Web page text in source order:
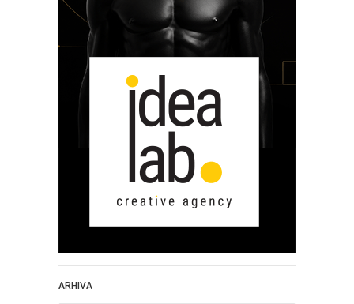
ARHIVA